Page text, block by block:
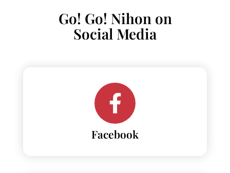
Go! Go! Nihon on
Social Media
Facebook